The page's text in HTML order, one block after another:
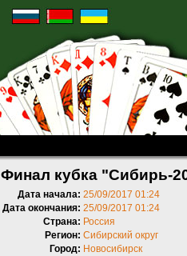
Финал кубка "Сибирь-
Дата начала: 25/09/2017 01:24
Дата окончания: 25/09/2017 01:24
Страна: Россия
Регион: Сибирский округ
Город: Новосибирск